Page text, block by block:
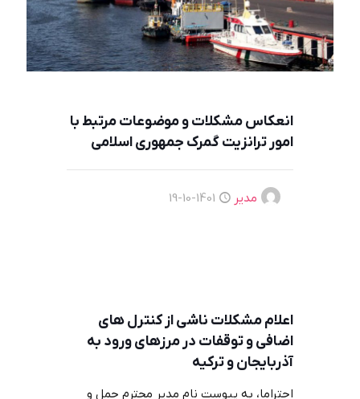
انعکاس مشکلات و موضوعات مرتبط با
امور ترانزیت گمرک جمهوری اسلامی
مدیر 1401-10-19
اعلام مشكلات ناشی از كنترل های
اضافی و توقفات در مرزهای ورود به
آذربايجان و تركيه
احتراما، به پیوست نام مدیر محترم حمل و